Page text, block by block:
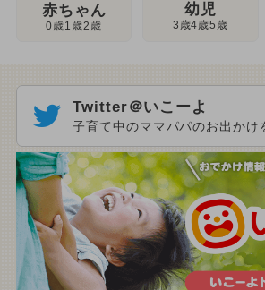
赤ちゃん
0歳1歳2歳
幼児
3歳4歳5歳
Twitter＠いこーよ
子育て中のママパパのお出かけ